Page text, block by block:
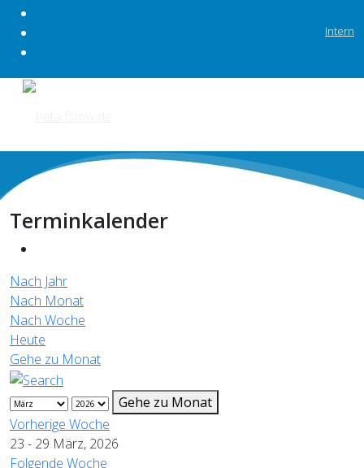
Intern
Terminkalender
Nach Jahr
Nach Monat
Nach Woche
Heute
Gehe zu Monat
Gehe zu Monat
Vorherige Woche
23 - 29 März, 2026
Folgende Woche